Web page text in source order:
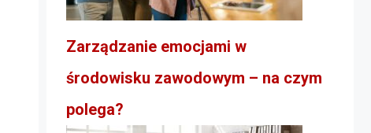
Zarządzanie emocjami w
środowisku zawodowym – na czym
polega?